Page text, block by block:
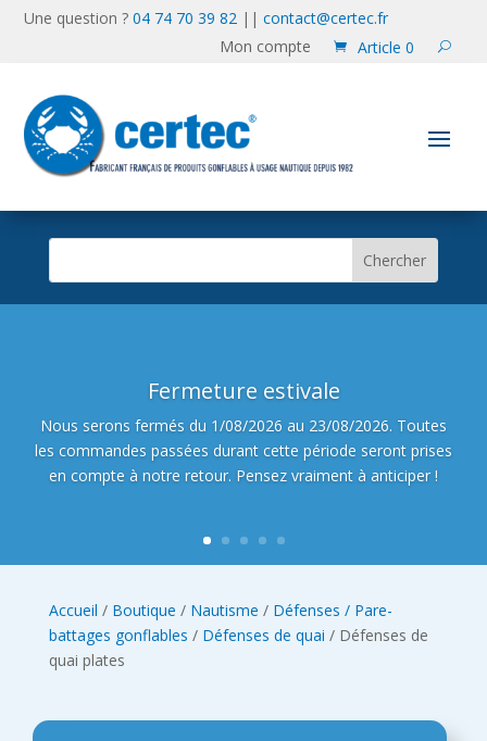
Une question ?04 74 70 39 82 ||contact@certec.fr
Mon compte
Article 0
Fermeture estivale
Nous serons fermés du 1/08/2026 au 23/08/2026. Toutes
les commandes passées durant cette période seront prises
en compte à notre retour. Pensez vraiment à anticiper !
Accueil / Boutique / Nautisme / Défenses / Pare-
battages gonflables / Défenses de quai / Défenses de
quai plates